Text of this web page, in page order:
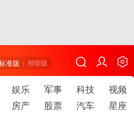
准版 智能版
娱乐 军事 科技
视频
房产 股票 汽车
星座